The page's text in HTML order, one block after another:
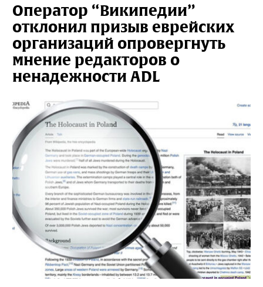
Оператор “Википедии”
отклонил призыв еврейских
организаций опровергнуть
мнение редакторов о
ненадежности ADL